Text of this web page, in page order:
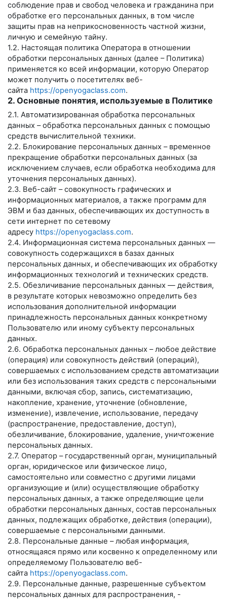
соблюдение прав и свобод человека и гражданина при
обработке его персональных данных, в том числе
защиты прав на неприкосновенность частной жизни,
личную и семейную тайну.
1.2. Настоящая политика Оператора в отношении
обработки персональных данных (далее – Политика)
применяется ко всей информации, которую Оператор
может получить о посетителях веб-
сайта https://openyogaclass.com.
2. Основные понятия, используемые в Политике
2.1. Автоматизированная обработка персональных
данных – обработка персональных данных с помощью
средств вычислительной техники.
2.2. Блокирование персональных данных – временное
прекращение обработки персональных данных (за
исключением случаев, если обработка необходима для
уточнения персональных данных).
2.3. Веб-сайт – совокупность графических и
информационных материалов, а также программ для
ЭВМ и баз данных, обеспечивающих их доступность в
сети интернет по сетевому
адресу https://openyogaclass.com.
2.4. Информационная система персональных данных —
совокупность содержащихся в базах данных
персональных данных, и обеспечивающих их обработку
информационных технологий и технических средств.
2.5. Обезличивание персональных данных — действия,
в результате которых невозможно определить без
использования дополнительной информации
принадлежность персональных данных конкретному
Пользователю или иному субъекту персональных
данных.
2.6. Обработка персональных данных – любое действие
(операция) или совокупность действий (операций),
совершаемых с использованием средств автоматизации
или без использования таких средств с персональными
данными, включая сбор, запись, систематизацию,
накопление, хранение, уточнение (обновление,
изменение), извлечение, использование, передачу
(распространение, предоставление, доступ),
обезличивание, блокирование, удаление, уничтожение
персональных данных.
2.7. Оператор – государственный орган, муниципальный
орган, юридическое или физическое лицо,
самостоятельно или совместно с другими лицами
организующие и (или) осуществляющие обработку
персональных данных, а также определяющие цели
обработки персональных данных, состав персональных
данных, подлежащих обработке, действия (операции),
совершаемые с персональными данными.
2.8. Персональные данные – любая информация,
относящаяся прямо или косвенно к определенному или
определяемому Пользователю веб-
сайта https://openyogaclass.com.
2.9. Персональные данные, разрешенные субъектом
персональных данных для распространения, -